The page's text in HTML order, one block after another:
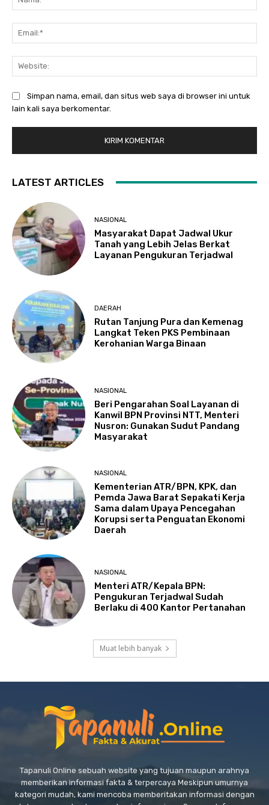
Simpan nama, email, dan situs web saya di browser ini untuk
lain kali saya berkomentar.
LATEST ARTICLES
NASIONAL
Masyarakat Dapat Jadwal Ukur
Tanah yang Lebih Jelas Berkat
Layanan Pengukuran Terjadwal
DAERAH
Rutan Tanjung Pura dan Kemenag
Langkat Teken PKS Pembinaan
Kerohanian Warga Binaan
NASIONAL
Beri Pengarahan Soal Layanan di
Kanwil BPN Provinsi NTT, Menteri
Nusron: Gunakan Sudut Pandang
Masyarakat
NASIONAL
Kementerian ATR/BPN, KPK, dan
Pemda Jawa Barat Sepakati Kerja
Sama dalam Upaya Pencegahan
Korupsi serta Penguatan Ekonomi
Daerah
NASIONAL
Menteri ATR/Kepala BPN:
Pengukuran Terjadwal Sudah
Berlaku di 400 Kantor Pertanahan
Muat lebih banyak
Tapanuli Online sebuah website yang tujuan maupun arahnya
memberikan informasi fakta & terpercaya Meskipun umurnya
kategori mudah, kami mencoba memberitakan informasi dengan